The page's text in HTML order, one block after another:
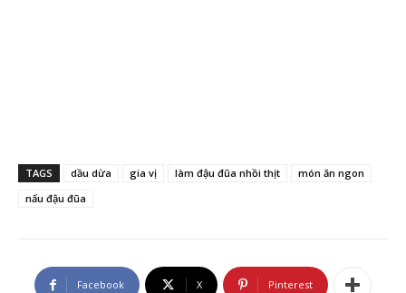
TAGS dầu dừa gia vị làm đậu đũa nhồi thịt
món ăn ngon
nấu đậu đũa
Facebook X Pinterest